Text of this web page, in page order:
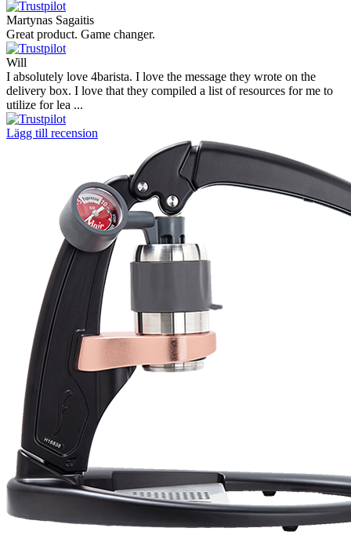
Martynas Sagaitis
Great product. Game changer.
Will
I absolutely love 4barista. I love the message they wrote on the
delivery box. I love that they compiled a list of resources for me to
utilize for lea ...
Lägg till recension